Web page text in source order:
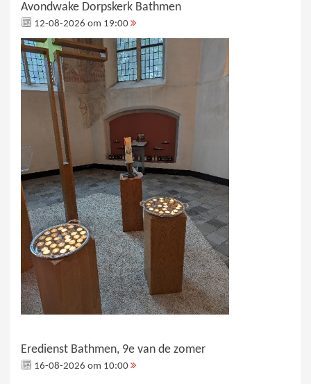
Avondwake Dorpskerk Bathmen
12-08-2026 om 19:00
Eredienst Bathmen, 9e van de zomer
16-08-2026 om 10:00